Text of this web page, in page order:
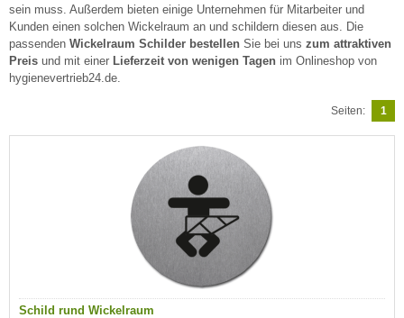
sein muss. Außerdem bieten einige Unternehmen für Mitarbeiter und
Kunden einen solchen Wickelraum an und schildern diesen aus. Die
passenden Wickelraum Schilder bestellen Sie bei uns zum attraktiven
Preis und mit einer Lieferzeit von wenigen Tagen im Onlineshop von
hygienevertrieb24.de.
Seiten: 1
Schild rund Wickelraum